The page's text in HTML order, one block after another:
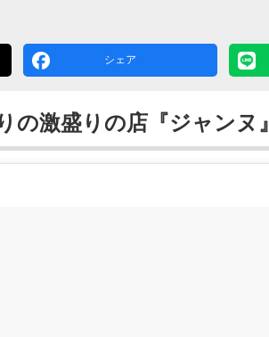
シェア
の激盛りの店『ジャンヌ』